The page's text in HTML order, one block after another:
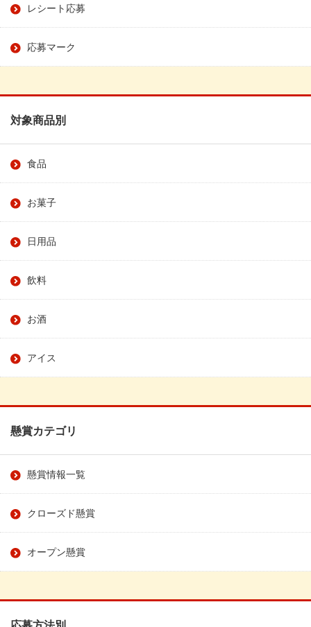
レシート応募
応募マーク
対象商品別
食品
お菓子
日用品
飲料
お酒
アイス
懸賞カテゴリ
懸賞情報一覧
クローズド懸賞
オープン懸賞